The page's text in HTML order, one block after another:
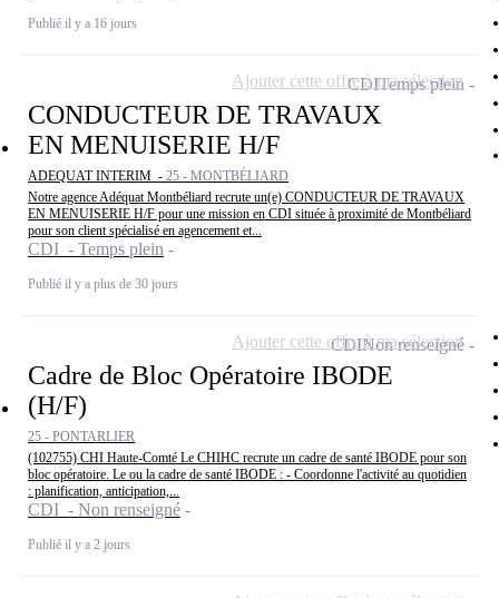
Publié il y a 16 jours
CONDUCTEUR DE TRAVAUX
EN MENUISERIE H/F
ADEQUAT INTERIM - 25 - MONTBÉLIARD
Notre agence Adéquat Montbéliard recrute un(e) CONDUCTEUR DE TRAVAUX
EN MENUISERIE H/F pour une mission en CDI située à proximité de Montbéliard
pour son client spécialisé en agencement et...
CDI - Temps plein
Publié il y a plus de 30 jours
CDITemps plein
Ajouter cette offre à ma sélection
Cadre de Bloc Opératoire IBODE
(H/F)
25 - PONTARLIER
(102755) CHI Haute-Comté Le CHIHC recrute un cadre de santé IBODE pour son
bloc opératoire. Le ou la cadre de santé IBODE : - Coordonne l'activité au quotidien
: planification, anticipation,...
CDI - Non renseigné
Publié il y a 2 jours
CDINon renseigné
Ajouter cette offre à ma sélection